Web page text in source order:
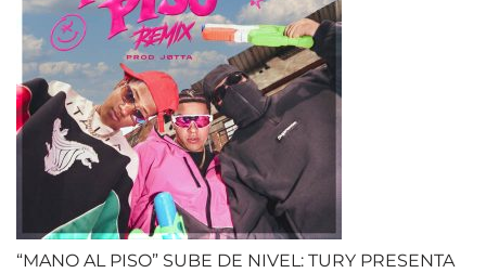
“MANO AL PISO” SUBE DE NIVEL: TURY PRESENTA